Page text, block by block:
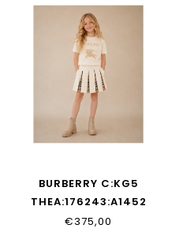
BURBERRY C:KG5
THEA:176243:A1452
€375,00